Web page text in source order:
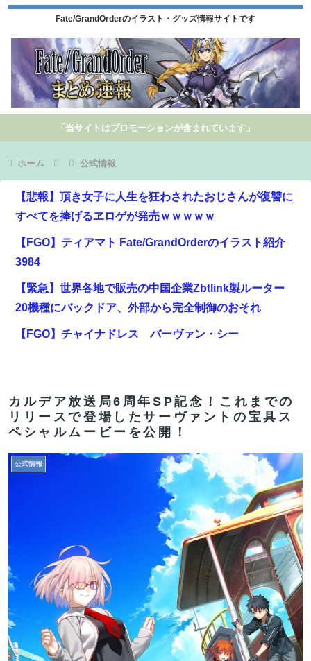
Fate/GrandOrderのイラスト・グッズ情報サイトです
「当サイトはプロモーションが含まれています」
ホーム 公式情報
【悲報】頂き女子に人生を狂わされたおじさんが復讐に
すべてを捧げるヱロゲが発売ｗｗｗｗｗ
【FGO】ティアマト Fate/GrandOrderのイラスト紹介
3984
【緊急】世界各地で販売の中国企業Zbtlink製ルーター
20機種にバックドア、外部から完全制御のおそれ
【FGO】チャイナドレス バーヴァン・シー
化！これも露悪漫画なの？
【FGO】スルトくんは保険に使えたのかね実際
「安物買いの銭失いだったねぇ」とインドネシア高速鉄
道の最終処分に日本側騒然、国家予算は使わないという
【FGO】チャイナドレス バーヴァン・シー
Fate/GrandOrderのイラスト紹介3985
【FGO】金時といい勝負。クーフーリン・オルタ強化み
んなの反応まとめ
【FGO】金時といい勝負。クーフーリン・オルタ強化み
んなの反応まとめ
【FGO】金時といい勝負。クーフーリン・オルタ強化み
カルデア放送局6周年SP記念！これまでの
リリースで登場したサーヴァントの宝具ス
ペシャルムービーを公開！
公式情報